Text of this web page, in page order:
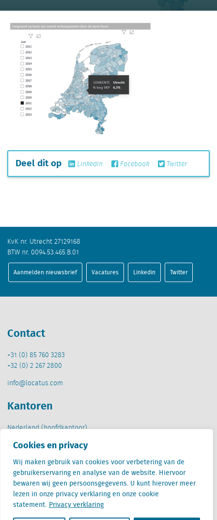
Cookies en privacy
Wij maken gebruik van cookies voor verbetering van de
gebruikerservaring en analyse van de website. Hiervoor
bewaren wij geen persoonsgegevens. U kunt hierover meer
lezen in onze privacy verklaring en onze cookie
statement. Privacy verklaring
Deel dit op Linkedin Facebook Twitter
KvK nr. Utrecht 27129168
BTW nr. 0094.53.465.B.01
Aanmelden nieuwsbrief Vacatures Linkedin Twitter
Contact
+31 (0) 85 760 3283
+32 (0) 2 267 2800
info@locatus.com
Kantoren
Nederland (hoofdkantoor)
Stationsplein 32
3511 ED Utrecht
België
Cantersteen 47
1000 Brussel